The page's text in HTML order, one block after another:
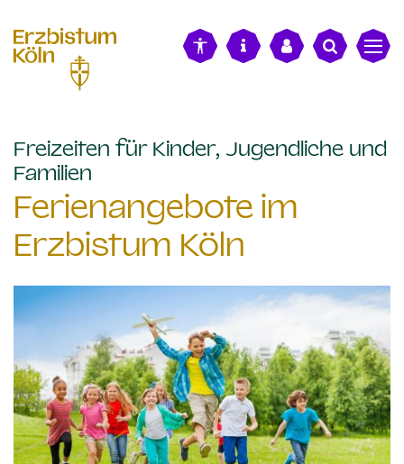
Freizeiten für Kinder, Jugendliche und
Familien
Ferienangebote im
Erzbistum Köln